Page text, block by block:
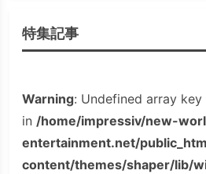
特集記事
Warning: Undefined array key
in /home/impressiv/new-
entertainment.net/
content/themes/shaper/lib/